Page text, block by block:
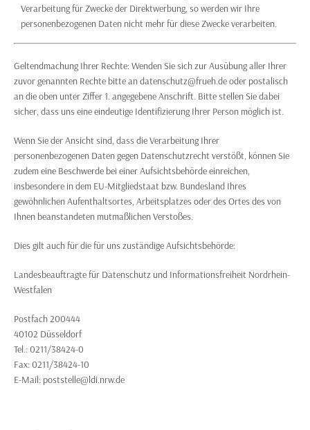
Verarbeitung für Zwecke der Direktwerbung, so werden wir Ihre
personenbezogenen Daten nicht mehr für diese Zwecke verarbeiten.
Geltendmachung Ihrer Rechte: Wenden Sie sich zur Ausübung aller Ihrer
zuvor genannten Rechte bitte an datenschutz@frueh.de oder postalisch
an die oben unter Ziffer 1. angegebene Anschrift. Bitte stellen Sie dabei
sicher, dass uns eine eindeutige Identifizierung Ihrer Person möglich ist.
Wenn Sie der Ansicht sind, dass die Verarbeitung Ihrer
personenbezogenen Daten gegen Datenschutzrecht verstößt, können Sie
zudem eine Beschwerde bei einer Aufsichtsbehörde einreichen,
insbesondere in dem EU-Mitgliedstaat bzw. Bundesland Ihres
gewöhnlichen Aufenthaltsortes, Arbeitsplatzes oder des Ortes des von
Ihnen beanstandeten mutmaßlichen Verstoßes.
Dies gilt auch für die für uns zuständige Aufsichtsbehörde:
Landesbeauftragte für Datenschutz und Informationsfreiheit Nordrhein-
Westfalen
Postfach 200444
40102 Düsseldorf
Tel.: 0211/38424-0
Fax: 0211/38424-10
E-Mail: poststelle@ldi.nrw.de